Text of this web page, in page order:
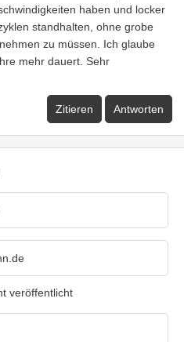
haben und locker
standhalten, ohne grobe
zu müssen. Ich glaube
mehr dauert. Sehr
Zitieren Antworten
veröffentlicht